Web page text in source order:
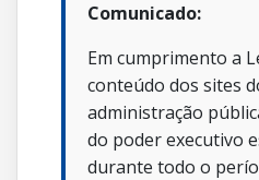
Comunicado:
Em cumprimento a
conteúdo dos sites
administração
do poder executivo
durante todo o